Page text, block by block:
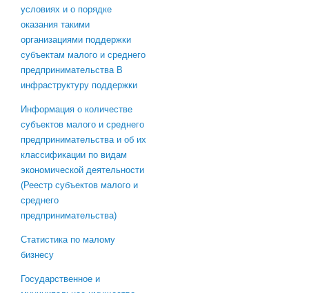
условиях и о порядке
оказания такими
организациями поддержки
субъектам малого и среднего
предпринимательства В
инфраструктуру поддержки
Информация о количестве
субъектов малого и среднего
предпринимательства и об их
классификации по видам
экономической деятельности
(Реестр субъектов малого и
среднего
предпринимательства)
Статистика по малому
бизнесу
Государственное и